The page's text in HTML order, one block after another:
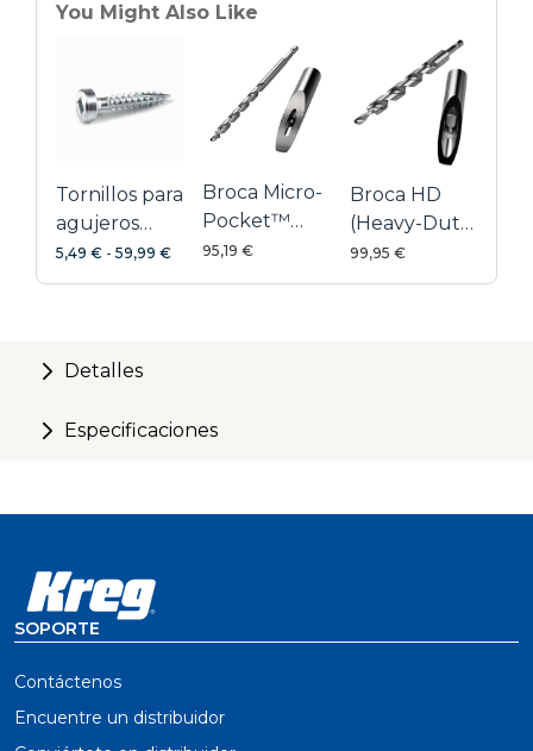
Proporciona una perforación rápida y suave
You Might Also Like
Tornillos para
agujeros
ocultos
galvanizados
5,49 € - 59,99 €
Broca Micro-
Pocket™
Foreman con
95,19 €
Broca HD
(Heavy-Duty)
Foreman con
guía de
99,95 €
Detalles
Especificaciones
SOPORTE
Contáctenos
Encuentre un distribuidor